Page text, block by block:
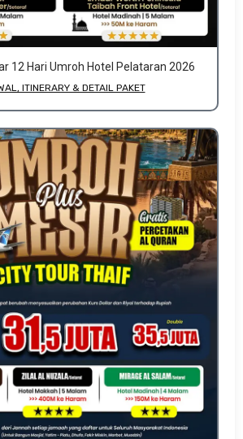
12 Hari Umroh Hotel Pelataran 2026
ITINERARY & DETAIL PAKET